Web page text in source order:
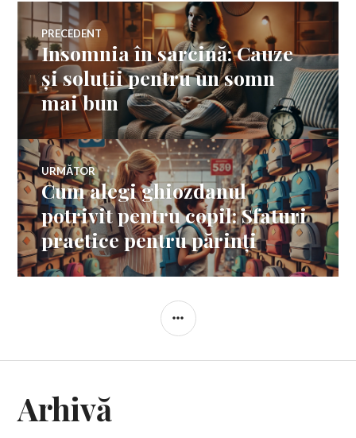
Navigare
în
articole
PRECEDENT
Articolul
anterior:
Insomnia în sarcină: Cauze
și soluții pentru un somn
mai bun
URMĂTOR
Articolul
următor:
Cum alegi ghiozdanul
potrivit pentru copil: Sfaturi
practice pentru părinți
BARĂ
Arhivă